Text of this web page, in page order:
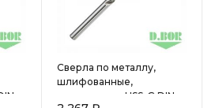
Сверла по металлу,
шлифованные,
удлиненные, HSS-G DIN